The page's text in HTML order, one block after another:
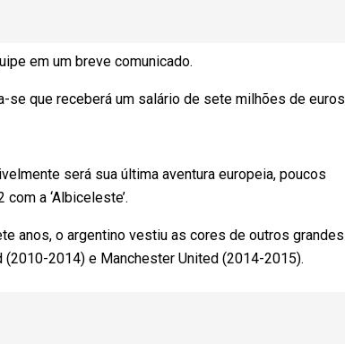
em um breve comunicado.
se que receberá um salário de sete milhões de euros
será sua última aventura europeia, poucos
a ‘Albiceleste’.
anos, o argentino vestiu as cores de outros grandes
2014) e Manchester United (2014-2015).